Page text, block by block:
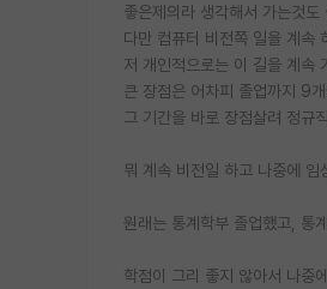
좋은제의라 생각해서 가는것도
다만 컴퓨터 비전쪽 일을 계속
저 개인적으로는 이 길을 계속
큰 장점은 어차피 졸업까지 9개
그 기간을 바로 장점살려 정규
뭐 계속 비전일 하고 나중에
원래는 통계학부 졸업했고, 통
학점이 그리 좋지 않아서 나중